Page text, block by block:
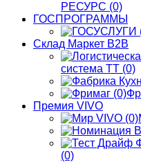
РЕСУРС (0)
ГОСПРОГРАММЫ
Склад Маркет В2В
система ТТ (0)
Премия VIVO
(0)